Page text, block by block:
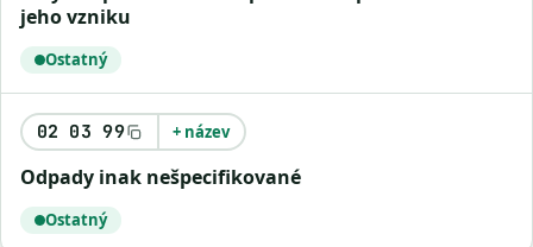
jeho vzniku
Ostatný
02 03 99 + název
odpady inak nešpecifikované
Ostatný